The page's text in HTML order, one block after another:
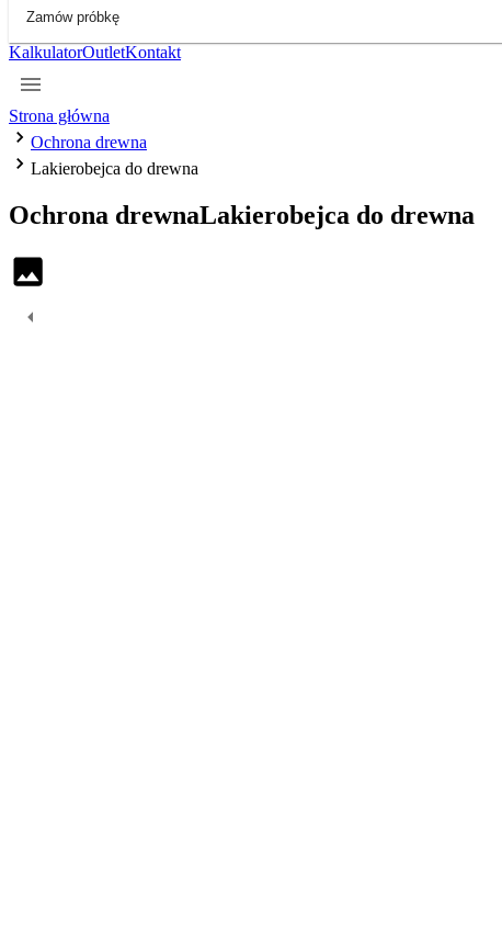
Zamów próbkę
KalkulatorOutletKontakt
Strona główna
Ochrona drewna
Lakierobejca do drewna
Ochrona drewnaLakierobejca do drewna